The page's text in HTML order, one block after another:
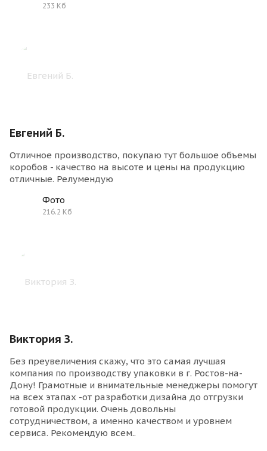
233 Кб
Евгений Б.
Отличное производство, покупаю тут большое объемы
коробов - качество на высоте и цены на продукцию
отличные. Релумендую
Фото
216.2 Кб
Виктория З.
Без преувеличения скажу, что это самая лучшая
компания по производству упаковки в г. Ростов-на-
Дону! Грамотные и внимательные менеджеры помогут
на всех этапах -от разработки дизайна до отгрузки
готовой продукции. Очень довольны
сотрудничеством, а именно качеством и уровнем
сервиса. Рекомендую всем..